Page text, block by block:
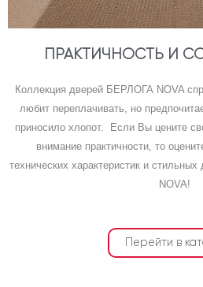
БЕРЛОГА
НАДЁЖНОСТЬ
Выбрать
ПРАКТИЧНОСТЬ И
Коллекция дверей БЕРЛОГА NOVA
любит переплачивать, но
приносило хлопот. Если Вы цените
внимание практичности, то
технических характеристик и
NOVA!
Перейти в